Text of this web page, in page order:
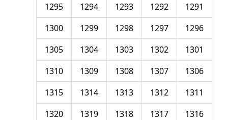
1291
1292
1293
1294
1295
1296
1297
1298
1299
1300
1301
1302
1303
1304
1305
1306
1307
1308
1309
1310
1311
1312
1313
1314
1315
1316
1317
1318
1319
1320